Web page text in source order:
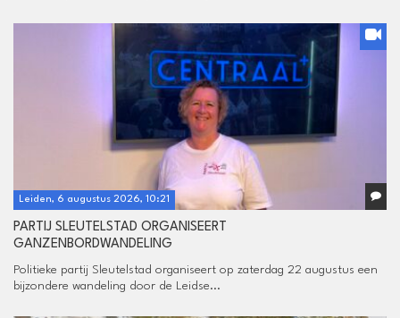
Leiden, 6 augustus 2026, 10:21
PARTIJ SLEUTELSTAD ORGANISEERT
GANZENBORDWANDELING
Politieke partij Sleutelstad organiseert op zaterdag 22 augustus een
bijzondere wandeling door de Leidse...